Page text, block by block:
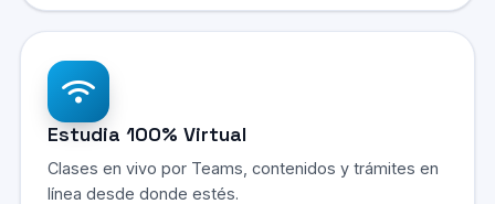
Estudia 100% Virtual
Clases en vivo por Teams, contenidos y trámites en
línea desde donde estés.